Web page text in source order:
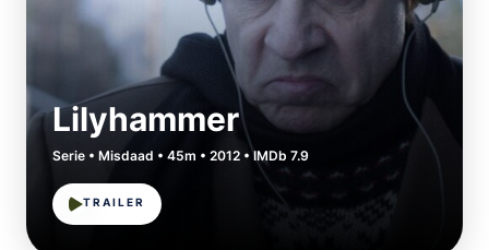
Lilyhammer
Serie • Misdaad • 45m • 2012 • IMDb 7.9
TRAILER